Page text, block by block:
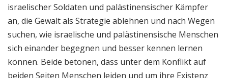
israelischer Soldaten und palästinensischer Kämpfer
an, die Gewalt als Strategie ablehnen und nach Wegen
suchen, wie israelische und palästinensische Menschen
sich einander begegnen und besser kennen lernen
können. Beide betonen, dass unter dem Konflikt auf
beiden Seiten Menschen leiden und um ihre Existenz